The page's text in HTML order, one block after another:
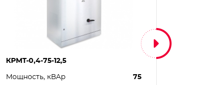
КРМТ-0,4-75-12,5
Мощность, кВАр 75